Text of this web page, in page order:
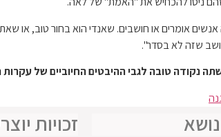
אומרים או חושבים. שאנדי הוא בחור טוב, או
שזה לא בסדר".
נקודה טובה לגבי ההיבטים החיוביים של
זכויות